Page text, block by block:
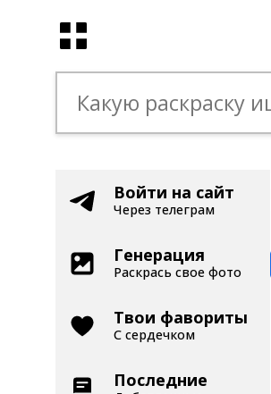
Войти на сайт
Через телеграм
Генерация
Раскрась свое фото
Твои фавориты
С сердечком
Последние